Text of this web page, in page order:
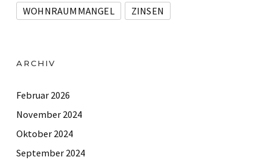
WOHNRAUMMANGEL
ZINSEN
ARCHIV
Februar 2026
November 2024
Oktober 2024
September 2024